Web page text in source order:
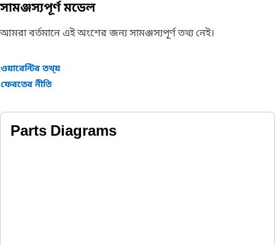
সামঞ্জস্যপূর্ণ মডেল
আমরা বর্তমানে এই অংশের জন্য সামঞ্জস্যপূর্ণ তথ্য নেই।
ওয়ারেন্টির তথ্য়
ফেরতের নীতি
Parts Diagrams